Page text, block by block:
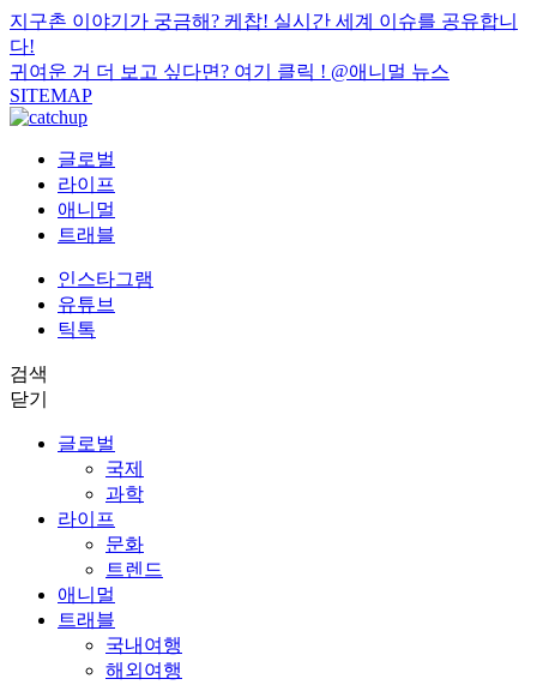
지구촌 이야기가 궁금해? 케찹! 실시간 세계 이슈를 공유합니
다!
귀여운 거 더 보고 싶다면? 여기 클릭 ! @애니멀 뉴스
SITEMAP
글로벌
라이프
애니멀
트래블
인스타그램
유튜브
틱톡
검색
닫기
글로벌
국제
과학
라이프
문화
트렌드
애니멀
트래블
국내여행
해외여행